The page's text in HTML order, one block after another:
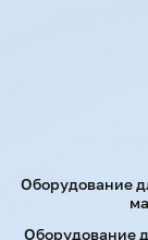
Оборудование
Оборудование